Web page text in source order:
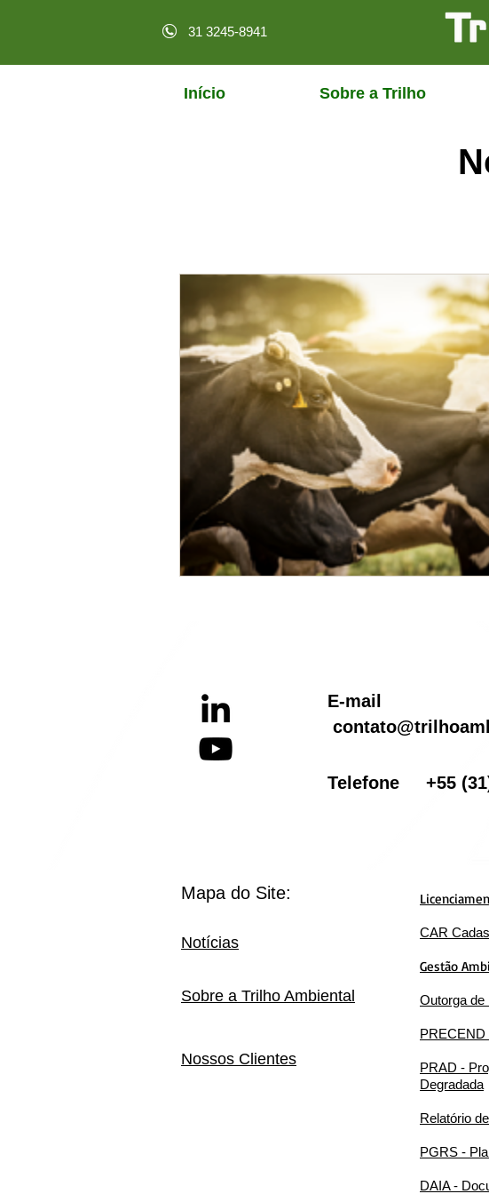
31 3245-8941
Início Sobre a Trilho
E-mail
Telefone +55
Sobre a Trilho Ambiental
Notícias
Nossos Clientes
Mapa do Site:
CAR
Gestão
Outorga
PRECEND
PRAD -
Degradada
Relatório
PGRS -
DAIA -